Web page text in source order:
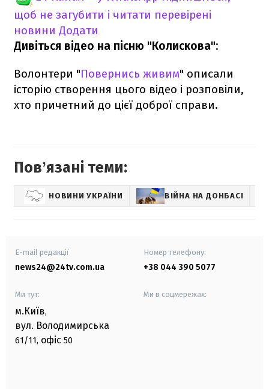
щоб не загубити і читати перевірені
новини Додати
Дивіться відео на пісню "Колискова":
Волонтери "Повернись живим" описали
історію створення цього відео і розповіли,
хто причетний до цієї доброї справи.
Повʼязані теми:
НОВИНИ УКРАЇНИ ВІЙНА НА ДОНБАСІ
E-mail редакції
news24@24tv.com.ua
Номер телефону:
+38 044 390 5077
Ми тут:
м.Київ,
вул. Володимирська
61/11, офіс 50
Ми в соцмережах: